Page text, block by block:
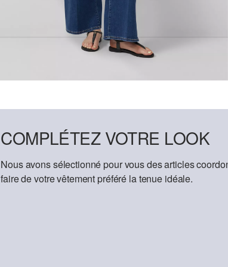
COMPLÉTEZ VOTRE LOOK
Nous avons sélectionné pour vous des articles
faire de votre vêtement préféré la tenue idéale.